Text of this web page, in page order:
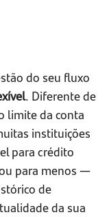
do seu fluxo
. Diferente de
limite da conta
instituições
para crédito
para menos —
de
da sua